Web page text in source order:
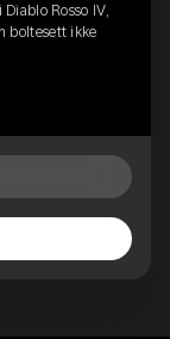
Rosso IV,
boltesett ikke